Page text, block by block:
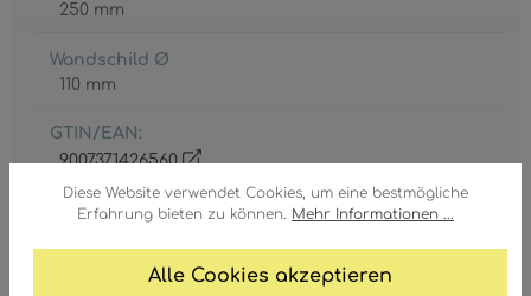
Diese Website verwendet Cookies, um eine bestmögliche
Erfahrung bieten zu können. Mehr Informationen ...
Alle Cookies akzeptieren
250 mm
Wandschild Ø
110 mm
GTIN/EAN:
9007371426560